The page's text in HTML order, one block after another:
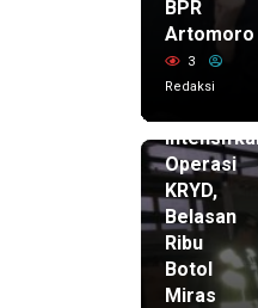
BPR
Artomoro
3
Redaksi
19 menit
lalu
Operasi
KRYD,
Belasan
Ribu
Botol
Miras